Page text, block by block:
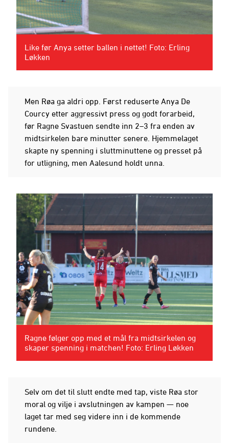
Like før Anya setter ballen i nettet! Foto: Erling
Løkken
Men Røa ga aldri opp. Først reduserte Anya De
Courcy etter aggressivt press og godt forarbeid,
før Ragne Svastuen sendte inn 2–3 fra enden av
midtsirkelen bare minutter senere. Hjemmelaget
skapte ny spenning i sluttminuttene og presset på
for utligning, men Aalesund holdt unna.
Ragne følger opp med et mål fra midtsirkelen og
skaper spenning i matchen! Foto: Erling Løkken
Selv om det til slutt endte med tap, viste Røa stor
moral og vilje i avslutningen av kampen — noe
laget tar med seg videre inn i de kommende
rundene.